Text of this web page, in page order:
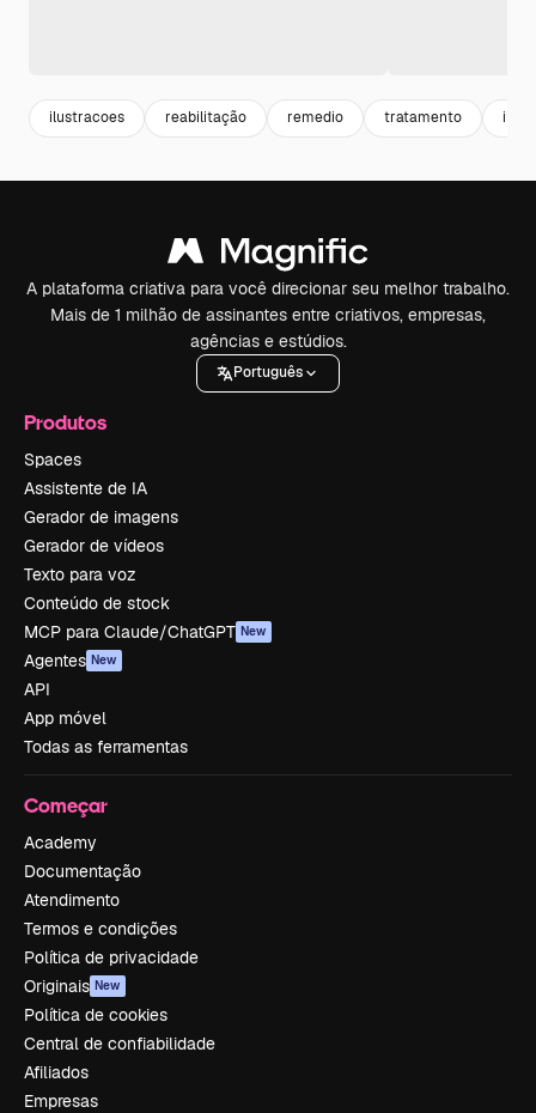
ilustracoes reabilitação remedio tratamento
A plataforma criativa para você direcionar seu melhor trabalho.
Mais de 1 milhão de assinantes entre criativos, empresas,
agências e estúdios.
Português
Produtos
Spaces
Assistente de IA
Gerador de imagens
Gerador de vídeos
Texto para voz
Conteúdo de stock
MCP para Claude/ChatGPT New
Agentes New
API
App móvel
Todas as ferramentas
Começar
Academy
Documentação
Atendimento
Termos e condições
Política de privacidade
Originais New
Política de cookies
Central de confiabilidade
Afiliados
Empresas